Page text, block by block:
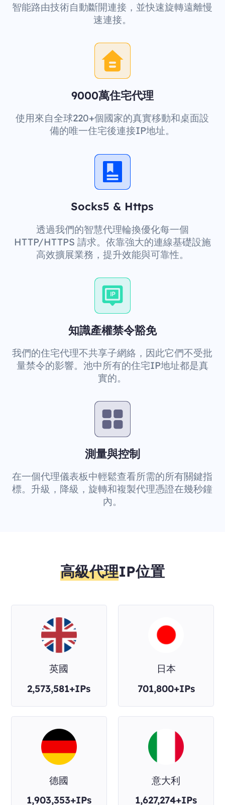
智能路由技術自動斷開連接，並快速旋轉遠離慢
速連接。
9000萬住宅代理
使用來自全球220+個國家的真實移動和桌面設
備的唯一住宅後連接IP地址。
Socks5 & Https
透過我們的智慧代理輪換優化每一個
HTTP/HTTPS 請求。依靠強大的連線基礎設施
高效擴展業務，提升效能與可靠性。
知識產權禁令豁免
我們的住宅代理不共享子網絡，因此它們不受批
量禁令的影響。池中所有的住宅IP地址都是真
實的。
測量與控制
在一個代理儀表板中輕鬆查看所需的所有關鍵指
標。升級，降級，旋轉和複製代理憑證在幾秒鐘
內。
高級代理IP位置
英國
2,573,581+IPs
日本
701,800+IPs
德國
1,903,353+IPs
意大利
1,627,274+IPs